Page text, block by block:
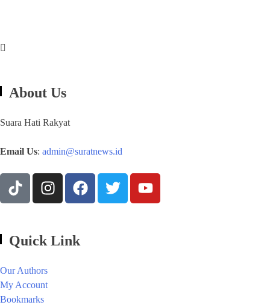
About Us
Suara Hati Rakyat
Email Us: admin@suratnews.id
Quick Link
Our Authors
My Account
Bookmarks